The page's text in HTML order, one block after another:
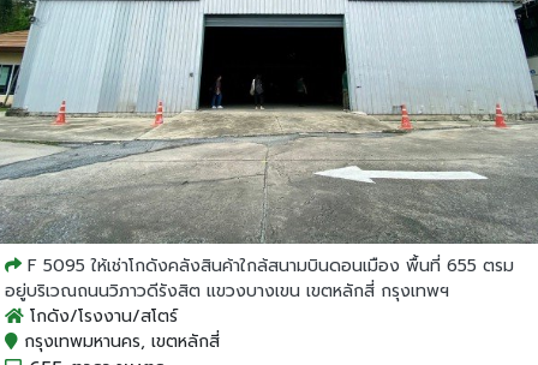
F 5095 ให้เช่าโกดังคลังสินค้าใกล้สนามบินดอนเมือง พื้นที่ 655 ตรม
อยู่บริเวณถนนวิภาวดีรังสิต แขวงบางเขน เขตหลักสี่ กรุงเทพฯ
โกดัง/โรงงาน/สโตร์
กรุงเทพมหานคร, เขตหลักสี่